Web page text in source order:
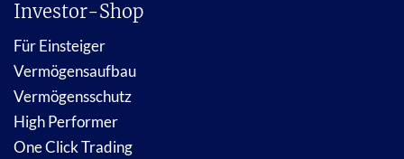
Investor-Shop
Für Einsteiger
Vermögensaufbau
Vermögensschutz
High Performer
One Click Trading